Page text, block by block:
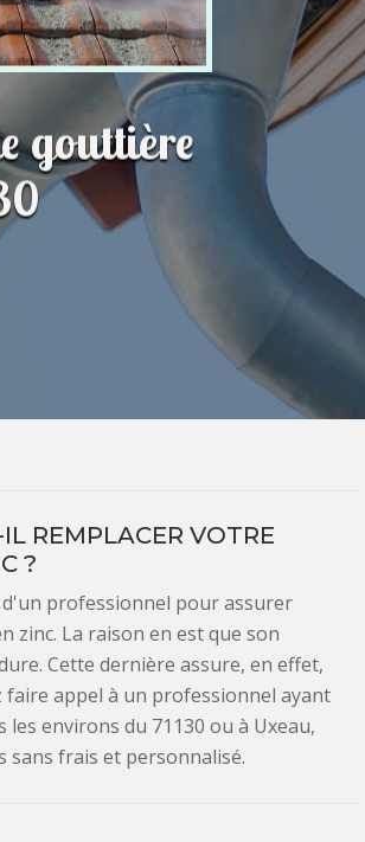
gouttière
REMPLACER VOTRE
?
professionnel pour assurer
zinc. La raison en est que son
Cette dernière assure, en effet,
appel à un professionnel ayant
les environs du 71130 ou à Uxeau,
sans frais et personnalisé.